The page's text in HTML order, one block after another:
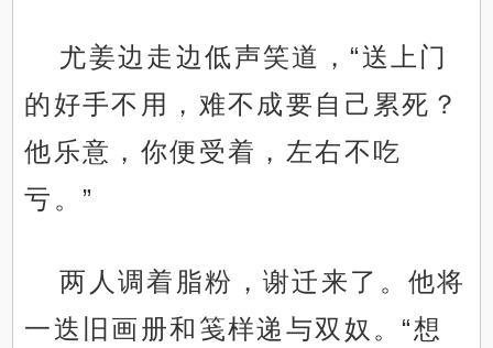
尤姜边走边低声笑道，“送上门
的好手不用，难不成要自己累死？
他乐意，你便受着，左右不吃
亏。”
两人调着脂粉，谢迁来了。他将
一迭旧画册和笺样递与双奴。“想